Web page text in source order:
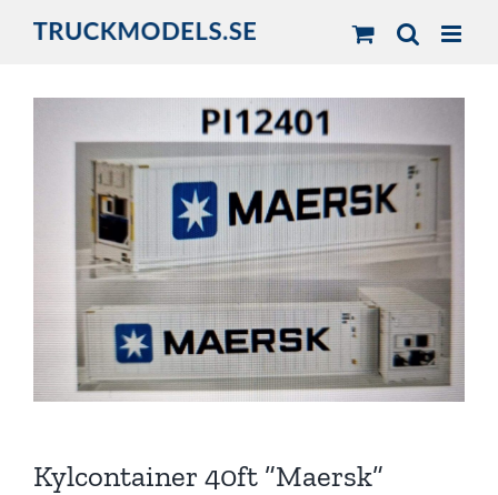
Kylcontainer 40ft ”Maersk”